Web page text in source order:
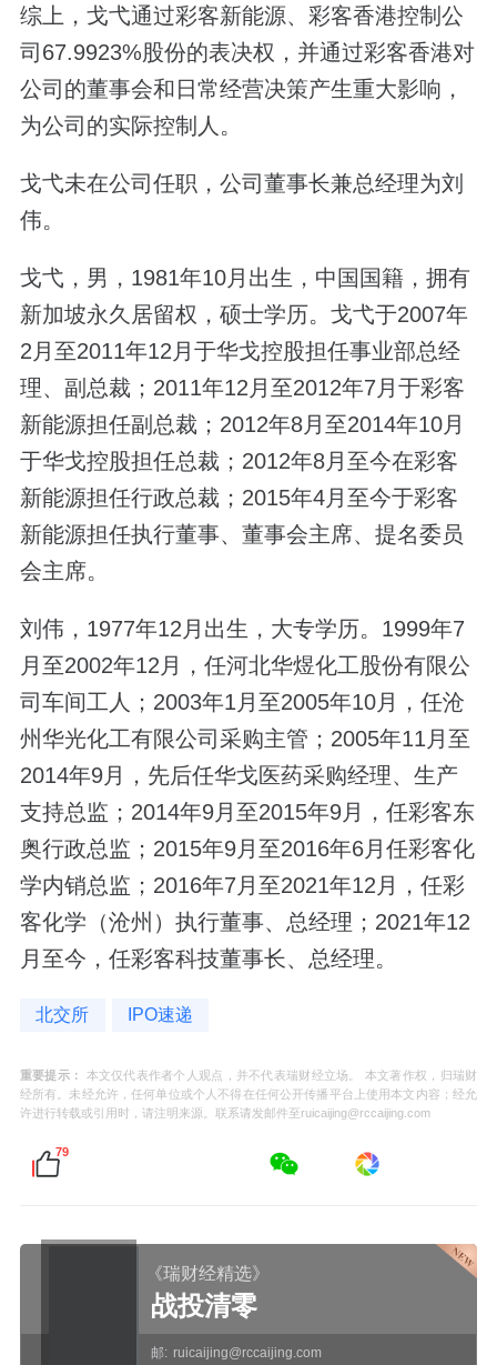
综上，戈弋通过彩客新能源、彩客香港控制公
司67.9923%股份的表决权，并通过彩客香港对
公司的董事会和日常经营决策产生重大影响，
为公司的实际控制人。
戈弋未在公司任职，公司董事长兼总经理为刘
伟。
戈弋，男，1981年10月出生，中国国籍，拥有
新加坡永久居留权，硕士学历。戈弋于2007年
2月至2011年12月于华戈控股担任事业部总经
理、副总裁；2011年12月至2012年7月于彩客
新能源担任副总裁；2012年8月至2014年10月
于华戈控股担任总裁；2012年8月至今在彩客
新能源担任行政总裁；2015年4月至今于彩客
新能源担任执行董事、董事会主席、提名委员
会主席。
刘伟，1977年12月出生，大专学历。1999年7
月至2002年12月，任河北华煜化工股份有限公
司车间工人；2003年1月至2005年10月，任沧
州华光化工有限公司采购主管；2005年11月至
2014年9月，先后任华戈医药采购经理、生产
支持总监；2014年9月至2015年9月，任彩客东
奥行政总监；2015年9月至2016年6月任彩客化
学内销总监；2016年7月至2021年12月，任彩
客化学（沧州）执行董事、总经理；2021年12
月至今，任彩客科技董事长、总经理。
北交所 IPO速递
重要提示：
本文仅代表作者个人观点，并不代表瑞财经立场。 本文著作权，归瑞财
经所有。未经允许，任何单位或个人不得在任何公开传播平台上使用本文内容；经允
许进行转载或引用时，请注明来源。联系请发邮件至ruicaijing@rccaijing.com
79
《瑞财经精选》
战投清零
邮: ruicaijing@rccaijing.com